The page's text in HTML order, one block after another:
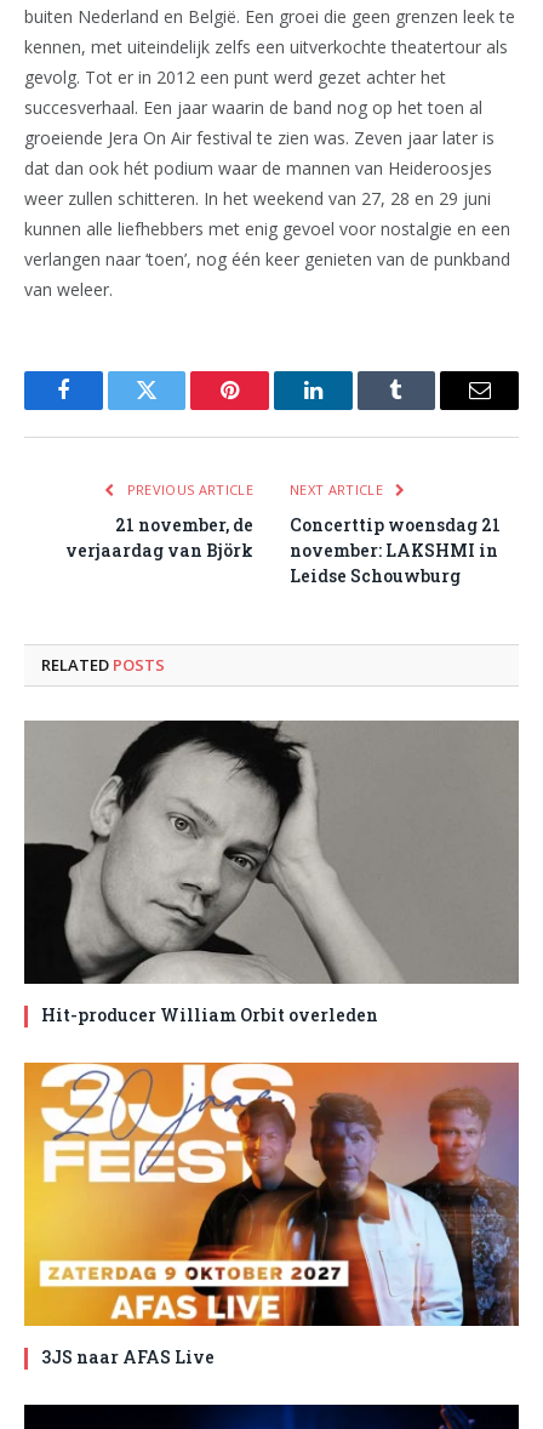
buiten Nederland en België. Een groei die geen grenzen leek te
kennen, met uiteindelijk zelfs een uitverkochte theatertour als
gevolg. Tot er in 2012 een punt werd gezet achter het
succesverhaal. Een jaar waarin de band nog op het toen al
groeiende Jera On Air festival te zien was. Zeven jaar later is
dat dan ook hét podium waar de mannen van Heideroosjes
weer zullen schitteren. In het weekend van 27, 28 en 29 juni
kunnen alle liefhebbers met enig gevoel voor nostalgie en een
verlangen naar ‘toen’, nog één keer genieten van de punkband
van weleer.
FacebookTwitter Pinterest LinkedInTumblr Email
PREVIOUS ARTICLE
21 november, de
verjaardag van Björk
NEXT ARTICLE
Concerttip woensdag 21
november: LAKSHMI in
Leidse Schouwburg
RELATED POSTS
Hit-producer William Orbit overleden
3JS naar AFAS Live